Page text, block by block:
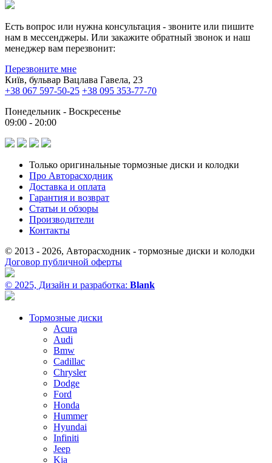
Есть вопрос или нужна консультация - звоните или пишите
нам в мессенджеры. Или закажите обратный звонок и наш
менеджер вам перезвонит:
Перезвоните мне
Київ, бульвар Вацлава Гавела, 23
+38 067 597-50-25 +38 095 353-77-70
Понедельник - Воскресенье
09:00 - 20:00
Только оригинальные тормозные диски и колодки
Про Авторасходник
Доставка и оплата
Гарантия и возврат
Статьи и обзоры
Производители
Контакты
© 2013 - 2026, Авторасходник - тормозные диски и колодки
Договор публичной оферты
© 2025, Дизайн и разработка: Blank
Тормозные диски
Acura
Audi
Bmw
Cadillac
Chrysler
Dodge
Ford
Honda
Hummer
Hyundai
Infiniti
Jeep
Kia